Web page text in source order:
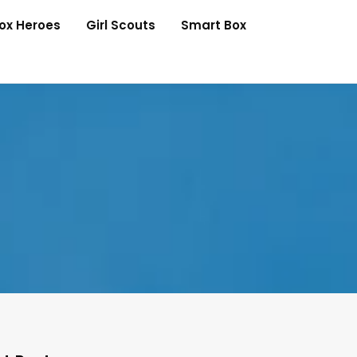
Heroes Girl Scouts Smart Box